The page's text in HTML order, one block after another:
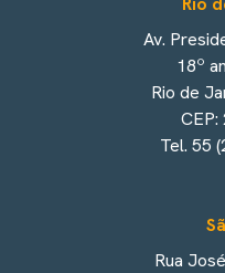
Av.
18º
Rio de
Tel. 55
Rua